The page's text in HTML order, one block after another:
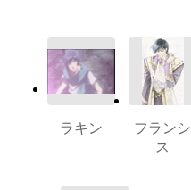
ラキン
フランシ
ス